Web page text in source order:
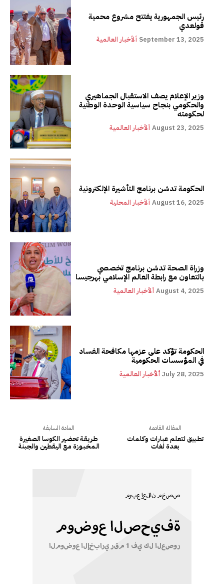
رئيس الجمهورية يفتتح مشروع محمية
قولعدي
ألأخبار العالمية September 13, 2025
وزير الإعلام يصف الاستقبال الجماهيري
والحكومي بنجاح سياسية الوحدة الوطنية
لحكومته
ألأخبار العالمية August 23, 2025
الحكومة تدشن برنامج التأشيرة الإلكترونية
ألأخبار المحلية August 16, 2025
وزراة الصحة تدشن برنامج تخصصي
بالتعاون مع رابطة العالم الإسلامي بهرجيسا
ألأخبار العالمية August 4, 2025
الحكومة تؤكد على عزمها مكافحة الفساد
في المؤسسات الحكومية
ألأخبار العالمية July 28, 2025
المادة السابقة
طـريـقـة تحضـير الكوسا الصغيرة
الـمـخـبـوزة مــع اليقطين والجبنة
المقالة القادمة
تطبيق لتعلم عبارات وكلمات
بعدة لغات